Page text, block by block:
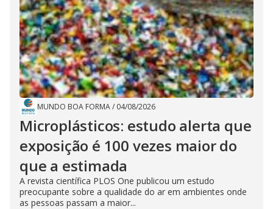
MUNDO BOA FORMA/ 04/08/2026
Microplásticos: estudo alerta que
exposição é 100 vezes maior do
que a estimada
A revista científica PLOS One publicou um estudo
preocupante sobre a qualidade do ar em ambientes onde
as pessoas passam a maior...